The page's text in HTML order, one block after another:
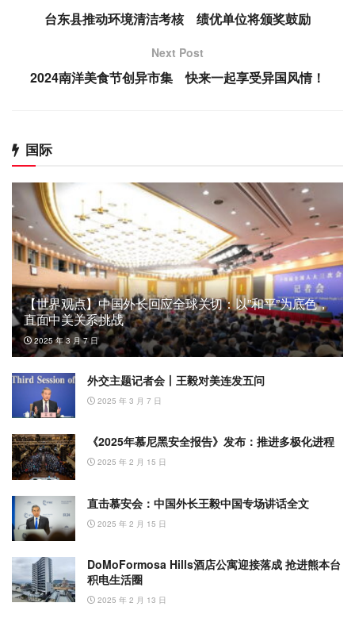
台东县推动环境清洁考核 绩优单位将颁奖鼓励
Next Post
2024南洋美食节创异市集 快来一起享受异国风情！
国际
【世界观点】中国外长回应全球关切：以”和平”为底色，
直面中美关系挑战
2025 年 3 月 7 日
外交主题记者会丨王毅对美连发五问
2025 年 3 月 7 日
《2025年慕尼黑安全报告》发布：推进多极化进程
2025 年 2 月 15 日
直击慕安会：中国外长王毅中国专场讲话全文
2025 年 2 月 15 日
DoMoFormosa Hills酒店公寓迎接落成 抢进熊本台
积电生活圈
2025 年 2 月 13 日